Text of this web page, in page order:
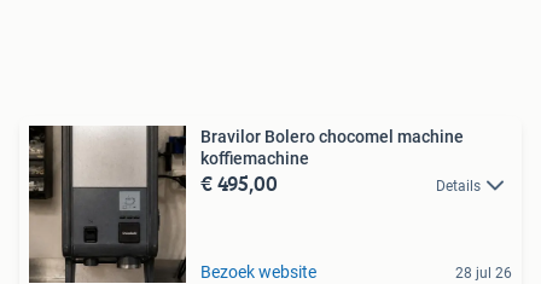
Bravilor Bolero chocomel machine
koffiemachine
€ 495,00 Details
Bezoek website 28 jul 26